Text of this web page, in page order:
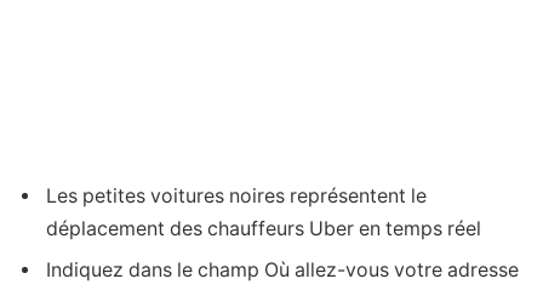
Les petites voitures noires représentent le
déplacement des chauffeurs Uber en temps réel
Indiquez dans le champ Où allez-vous votre adresse